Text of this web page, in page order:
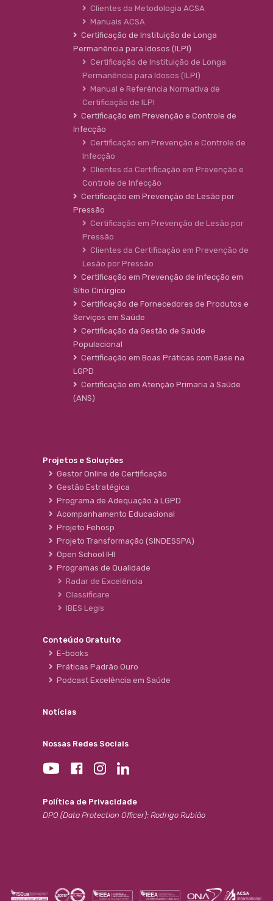
Clientes da Metodologia ACSA
Manuais ACSA
Certificação de Instituição de Longa
Permanência para Idosos (ILPI)
Certificação de Instituição de Longa
Permanência para Idosos (ILPI)
Manual e Referência Normativa de
Certificação de ILPI
Certificação em Prevenção e Controle de
Infecção
Certificação em Prevenção e Controle de
Infecção
Clientes da Certificação em Prevenção e
Controle de Infecção
Certificação em Prevenção de Lesão por
Pressão
Certificação em Prevenção de Lesão por
Pressão
Clientes da Certificação em Prevenção de
Lesão por Pressão
Certificação em Prevenção de infecção em
Sítio Cirúrgico
Certificação de Fornecedores de Produtos e
Serviços em Saúde
Certificação da Gestão de Saúde
Populacional
Certificação em Boas Práticas com Base na
LGPD
Certificação em Atenção Primaria à Saúde
(ANS)
Projetos e Soluções
Gestor Online de Certificação
Gestão Estratégica
Programa de Adequação à LGPD
Acompanhamento Educacional
Projeto Fehosp
Projeto Transformação (SINDESSPA)
Open School IHI
Programas de Qualidade
Radar de Excelência
Classificare
IBES Legis
Conteúdo Gratuito
E-books
Práticas Padrão Ouro
Podcast Excelência em Saúde
Notícias
Nossas Redes Sociais
Política de Privacidade
DPO (Data Protection Officer): Rodrigo Rubião